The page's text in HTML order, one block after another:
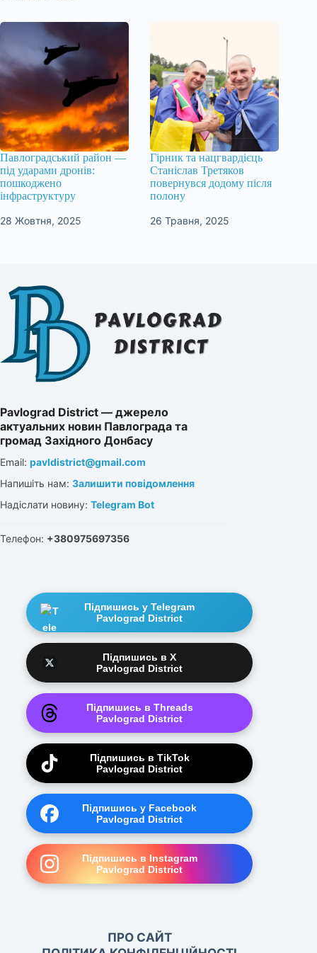
Павлоградський район —
під ударами дронів:
пошкоджено
інфраструктуру
28 Жовтня, 2025
Гірник та нацгвардієць
Станіслав Третяков
повернувся додому після
полону
26 Травня, 2025
Pavlograd District — джерело
актуальних новин Павлограда та
громад Західного Донбасу
Email: pavldistrict@gmail.com
Напишіть нам: Залишити повідомлення
Надіслати новину: Telegram Bot
Телефон: +380975697356
Підпишись у Telegram
Pavlograd District
Підпишись в X
Pavlograd District
Підпишись в Threads
Pavlograd District
Підпишись в TikTok
Pavlograd District
Підпишись у Facebook
Pavlograd District
Підпишись в Instagram
Pavlograd District
ПРО САЙТ